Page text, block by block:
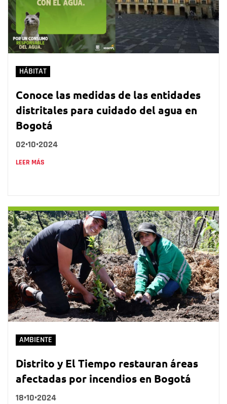
HÁBITAT
Conoce las medidas de las entidades
distritales para cuidado del agua en
Bogotá
02•10•2024
LEER MÁS
AMBIENTE
Distrito y El Tiempo restauran áreas
afectadas por incendios en Bogotá
18•10•2024